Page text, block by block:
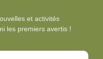
et activités
les premiers avertis !